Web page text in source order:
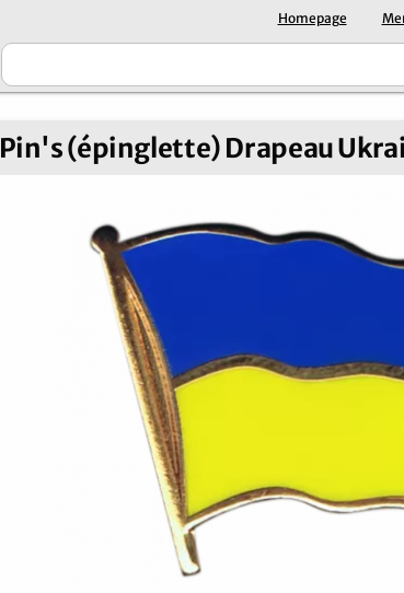
Homepage
Pin's (épinglette) Drapeau